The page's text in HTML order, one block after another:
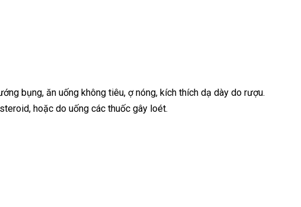
bụng, ăn uống không tiêu, ợ nóng, kích thích dạ dày do rượu.
hoặc do uống các thuốc gây loét.